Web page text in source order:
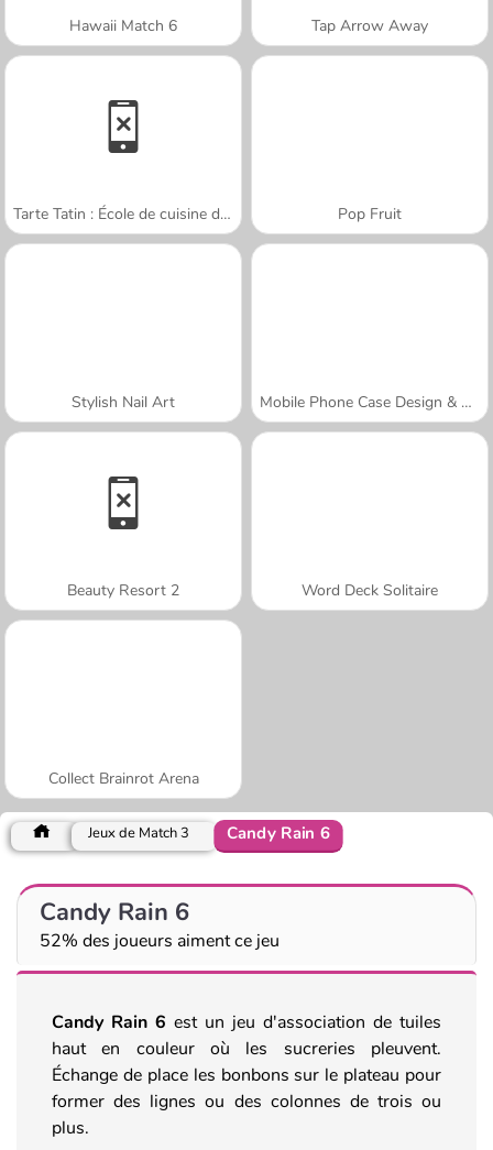
Hawaii Match 6 Tap Arrow Away
Tarte Tatin : École de cuisine de Sara Pop Fruit
Stylish Nail Art Mobile Phone Case Design & DIY
Beauty Resort 2 Word Deck Solitaire
Collect Brainrot Arena
Jeux de Match 3 Candy Rain 6
Candy Rain 6
52% des joueurs aiment ce jeu
Candy Rain 6 est un jeu d'association de tuiles
haut en couleur où les sucreries pleuvent.
Échange de place les bonbons sur le plateau pour
former des lignes ou des colonnes de trois ou
plus.